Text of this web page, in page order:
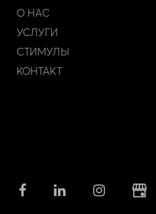
О НАС
УСЛУГИ
СТИМУЛЫ
КОНТАКТ